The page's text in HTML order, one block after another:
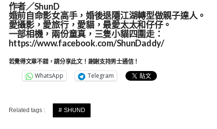
作者／ShunD
婚前自命影女高手，婚後退隱江湖轉型做親子達人。
愛攝影，愛旅行，愛貓，最愛太太和仔仔。
一部相機，兩份童真，三隻小貓四圍走：
https://www.facebook.com/ShunDaddy/
若覺得文章不錯，請分享此文！謝謝支持男士通信！
WhatsApp Telegram
Related tags : SHUND